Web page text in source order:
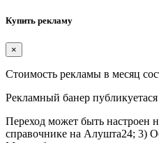
Купить рекламу
×
Стоимость рекламы в месяц
Рекламный банер
Переход может быть настроен
справочнике на Алушта24; 3)